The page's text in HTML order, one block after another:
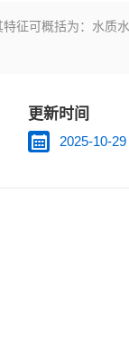
可概括为：水质
更新时间
2025-10-29